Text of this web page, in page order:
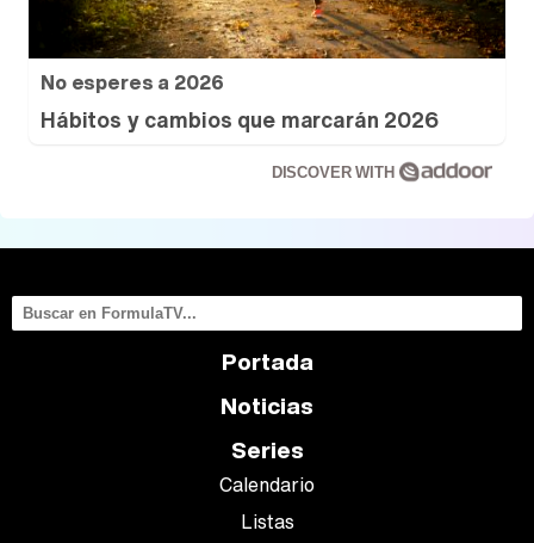
No esperes a 2026
Hábitos y cambios que marcarán 2026
DISCOVER WITH
Portada
Noticias
Series
Calendario
Listas